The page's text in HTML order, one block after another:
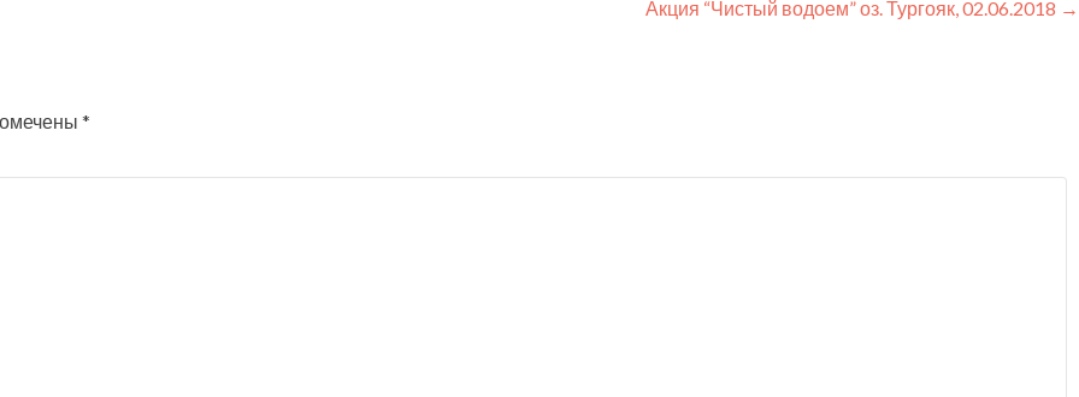
Акция “Чистый водоем” оз. Тургояк, 02.06.2018 →
*